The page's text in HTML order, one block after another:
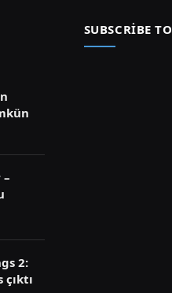
2:
çıktı
SUBSCRIBE